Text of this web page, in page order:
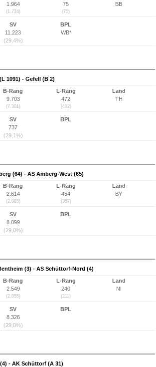
1.964
(1.734)
75
(75)
BB
SV
11.223
(29,4%)
BPL
WB*
1091) - Gefell (B 2)
B-Rang
9.703
(7.301)
L-Rang
472
(402)
Land
TH
SV
737
(29,1%)
BPL
(64) - AS Amberg-West (65)
B-Rang
2.614
(2.085)
L-Rang
454
(357)
Land
BY
SV
8.099
(29,0%)
BPL
(3) - AS Schüttorf-Nord (4)
B-Rang
2.549
(2.055)
L-Rang
240
(211)
Land
NI
SV
8.326
(29,0%)
BPL
- AK Schüttorf (A 31)